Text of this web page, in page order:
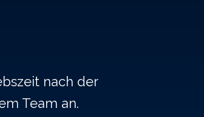
nach der
Team an.